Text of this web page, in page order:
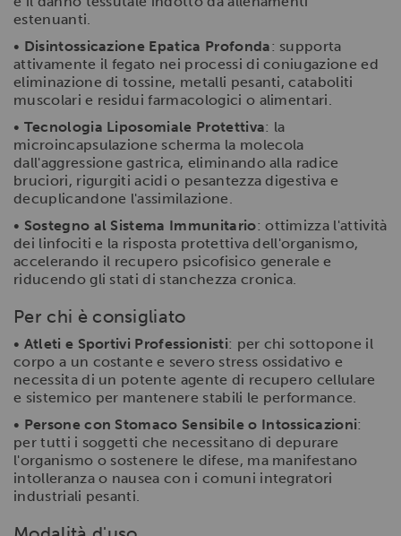
estenuanti.
• Disintossicazione Epatica Profonda: supporta
attivamente il fegato nei processi di coniugazione ed
eliminazione di tossine, metalli pesanti, cataboliti
muscolari e residui farmacologici o alimentari.
• Tecnologia Liposomiale Protettiva: la
microincapsulazione scherma la molecola
dall'aggressione gastrica, eliminando alla radice
bruciori, rigurgiti acidi o pesantezza digestiva e
decuplicandone l'assimilazione.
• Sostegno al Sistema Immunitario: ottimizza l'attività
dei linfociti e la risposta protettiva dell'organismo,
accelerando il recupero psicofisico generale e
riducendo gli stati di stanchezza cronica.
Per chi è consigliato
• Atleti e Sportivi Professionisti: per chi sottopone il
corpo a un costante e severo stress ossidativo e
necessita di un potente agente di recupero cellulare
e sistemico per mantenere stabili le performance.
• Persone con Stomaco Sensibile o Intossicazioni:
per tutti i soggetti che necessitano di depurare
l'organismo o sostenere le difese, ma manifestano
intolleranza o nausea con i comuni integratori
industriali pesanti.